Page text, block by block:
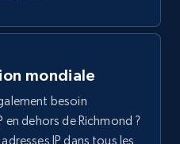
mondiale
besoin
en dehors de Richmond ?
IP dans tous les